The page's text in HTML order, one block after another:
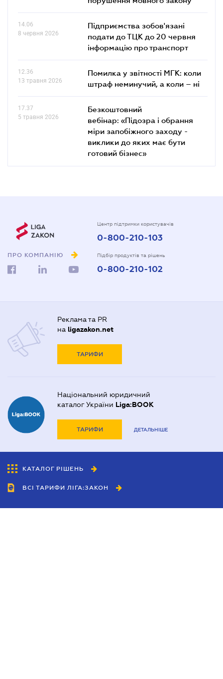
14.06
8 червня 2026
Підприємства зобов'язані
подати до ТЦК до 20 червня
інформацію про транспорт
12.36
13 травня 2026
Помилка у звітності МГК: коли
штраф неминучий, а коли – ні
17.37
5 травня 2026
Безкоштовний
вебінар: «Підозра і обрання
міри запобіжного заходу -
виклики до яких має бути
готовий бізнес»
ПРО КОМПАНІЮ
Центр підтримки користувачів
0-800-210-103
Підбір продуктів та рішень
0-800-210-102
Реклама та PR
на ligazakon.net
ТАРИФИ
Національний юридичний
каталог України Liga:BOOK
ТАРИФИ ДЕТАЛЬНІШЕ
КАТАЛОГ РІШЕНЬ
ВСІ ТАРИФИ ЛІГА:ЗАКОН